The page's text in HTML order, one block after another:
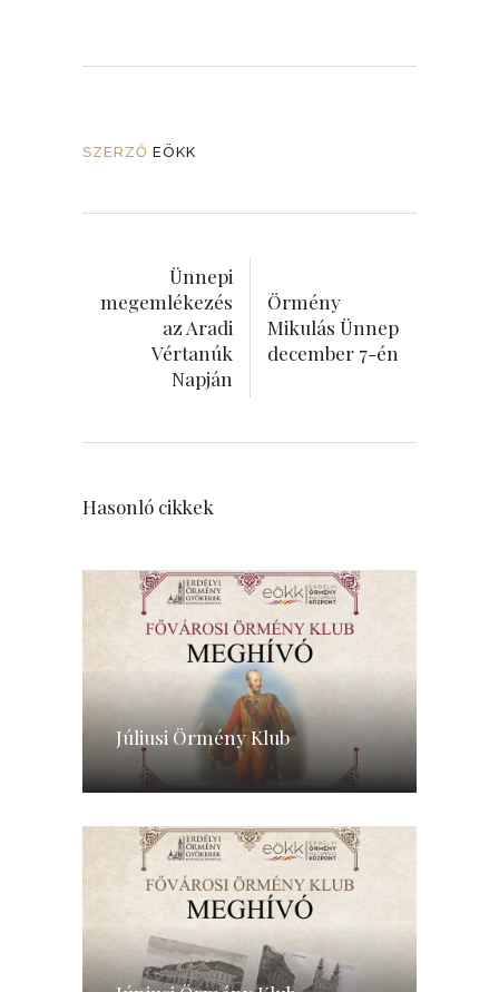
SZERZŐ EÖKK
Ünnepi
megemlékezés
az Aradi
Vértanúk
Napján
Örmény
Mikulás Ünnep
december 7-én
Hasonló cikkek
Júliusi Örmény Klub